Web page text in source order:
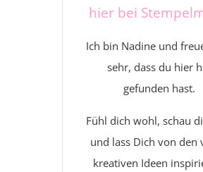
hier bei
Ich bin Nadine und
sehr, dass du hier
gefunden hast.
Fühl dich wohl, schau
und lass Dich von den
kreativen Ideen